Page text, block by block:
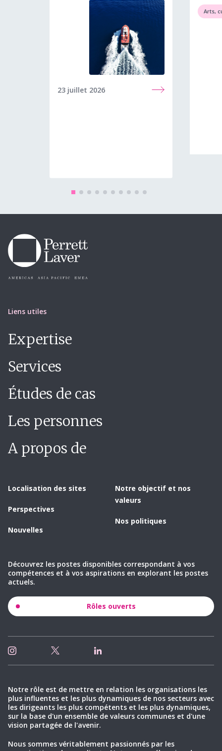
23 juillet 2026
Arts,
Liens utiles
Expertise
Services
Études de cas
Les personnes
A propos de
Localisation des sites
Perspectives
Nouvelles
Notre objectif et nos
valeurs
Nos politiques
Découvrez les postes disponibles correspondant à vos
compétences et à vos aspirations en explorant les postes
actuels.
Rôles ouverts
Notre rôle est de mettre en relation les organisations les
plus influentes et les plus dynamiques de nos secteurs avec
les dirigeants les plus compétents et les plus dynamiques,
sur la base d'un ensemble de valeurs communes et d'une
vision partagée de l'avenir.
Nous sommes véritablement passionnés par les